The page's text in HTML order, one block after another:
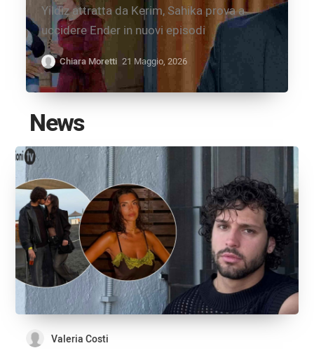
Yildiz attratta da Kerim, Sahika prova a
uccidere Ender in nuovi episodi
Chiara Moretti 21 Maggio, 2026
News
Valeria Costi